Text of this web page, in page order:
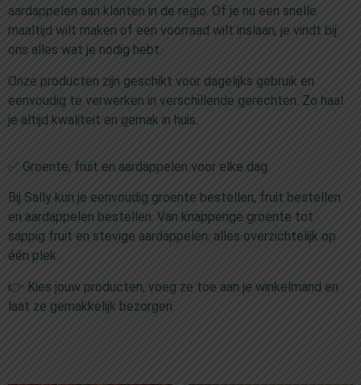
aardappelen aan klanten in de regio. Of je nu een snelle
maaltijd wilt maken of een voorraad wilt inslaan, je vindt bij
ons alles wat je nodig hebt.
Onze producten zijn geschikt voor dagelijks gebruik en
eenvoudig te verwerken in verschillende gerechten. Zo haal
je altijd kwaliteit en gemak in huis.
✅ Groente, fruit en aardappelen voor elke dag
Bij Sally kun je eenvoudig groente bestellen, fruit bestellen
en aardappelen bestellen. Van knapperige groente tot
sappig fruit en stevige aardappelen: alles overzichtelijk op
één plek.
👉 Kies jouw producten, voeg ze toe aan je winkelmand en
laat ze gemakkelijk bezorgen.